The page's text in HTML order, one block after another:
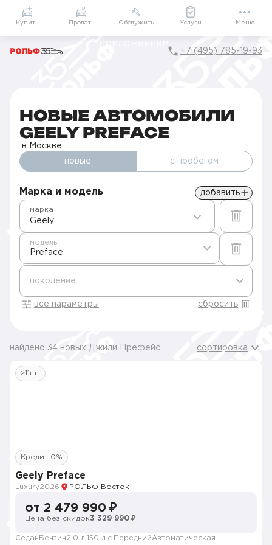
Приложение
Мой РОЛЬФ
Подарки внутри
+7 (495) 785-19-93
НОВЫЕ АВТОМОБИЛИ
GEELY PREFACE
в Москве
новые с пробегом
Марка и модель добавить
Geely
марка
Preface
модель
поколение
все параметры сбросить
найдено 34 новых Джили Префейс сортировка
>11шт
Кредит 0%
Geely Preface
Luxury2026 РОЛЬФ Восток
от 2 479 990 ₽
Цена без скидок3 329 990 ₽
Седан Бензин2.0 л. 150 л.с. ПереднийАвтоматическая
Купить Продать Обслужить Услуги Меню